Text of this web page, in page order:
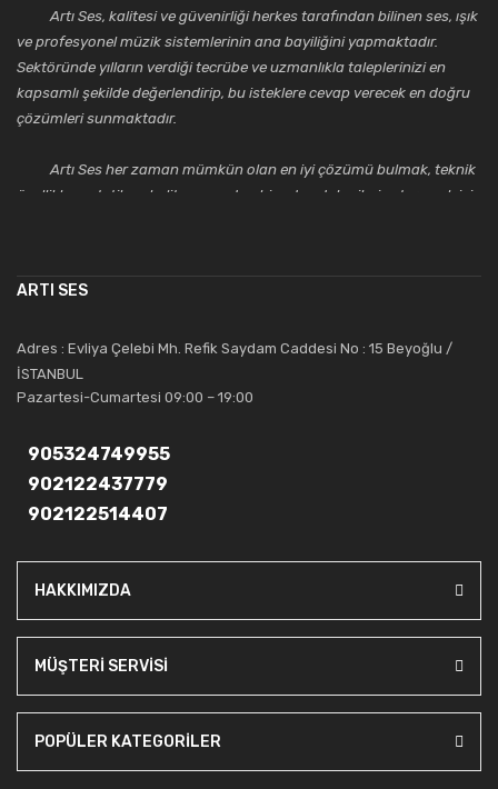
Artı Ses, kalitesi ve güvenirliği herkes tarafından bilinen ses, ışık
ve profesyonel müzik sistemlerinin ana bayiliğini yapmaktadır.
Sektöründe yılların verdiği tecrübe ve uzmanlıkla taleplerinizi en
kapsamlı şekilde değerlendirip, bu isteklere cevap verecek en doğru
çözümleri sunmaktadır.
Artı Ses her zaman mümkün olan en iyi çözümü bulmak, teknik
özellikler, estetik ve kalite açısından bir adım daha ileriye taşımak için
saygıdeğer yerini kazanmıştır.
Artı Ses, güler yüzü ve deneyimi ile bu gün ve gelecekte
güvenebileceğiniz bir tercihtir.
ARTI SES
Adres : Evliya Çelebi Mh. Refik Saydam Caddesi No : 15 Beyoğlu /
İSTANBUL
Pazartesi-Cumartesi 09:00 – 19:00
905324749955
902122437779
902122514407
HAKKIMIZDA
MÜŞTERİ SERVİSİ
POPÜLER KATEGORİLER